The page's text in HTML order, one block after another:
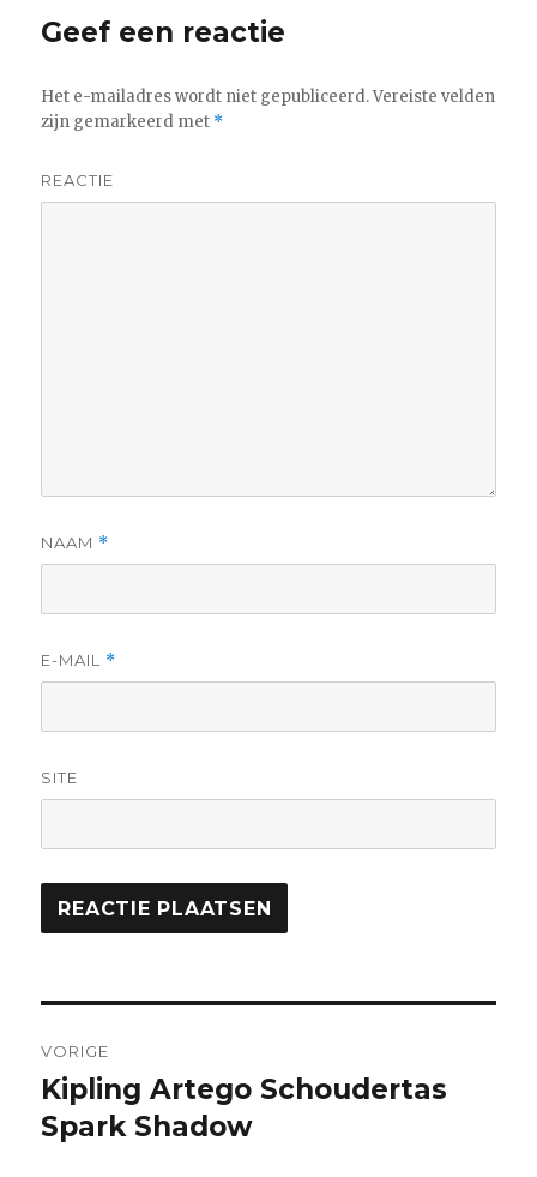
Geef een reactie
Het e-mailadres wordt niet gepubliceerd.Vereiste velden
zijn gemarkeerd met *
REACTIE
NAAM *
E-MAIL *
SITE
navigatie
VORIGE
Vorig
bericht:
Kipling Artego Schoudertas
Spark Shadow